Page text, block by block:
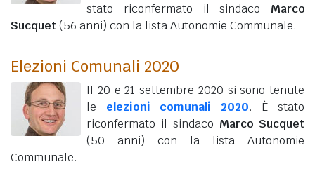
stato riconfermato il sindaco Marco
Sucquet(56 anni) con la lista Autonomie Communale.
Elezioni Comunali 2020
Il 20 e 21 settembre 2020 si sono tenute
le elezioni comunali 2020. È stato
riconfermato il sindaco Marco Sucquet
(50 anni) con la lista Autonomie
Communale.